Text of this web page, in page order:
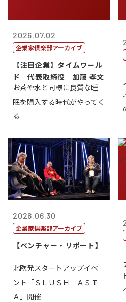
2026.07.02
企業家倶楽部アーカイブ
【注目企業】タイムワール
ド 代表取締役 加藤 孝文
お茶や水と同様に良質な睡
眠を購入する時代がやってく
る
2026.06.30
企業家倶楽部アーカイブ
【ベンチャー・リポート】
北欧発スタートアップイベ
ント「ＳＬＵＳＨ ＡＳＩ
Ａ」開催